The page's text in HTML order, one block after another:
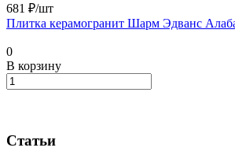
681 ₽/шт
Плитка керамогранит Шарм Эдванс
0
В корзину
Статьи